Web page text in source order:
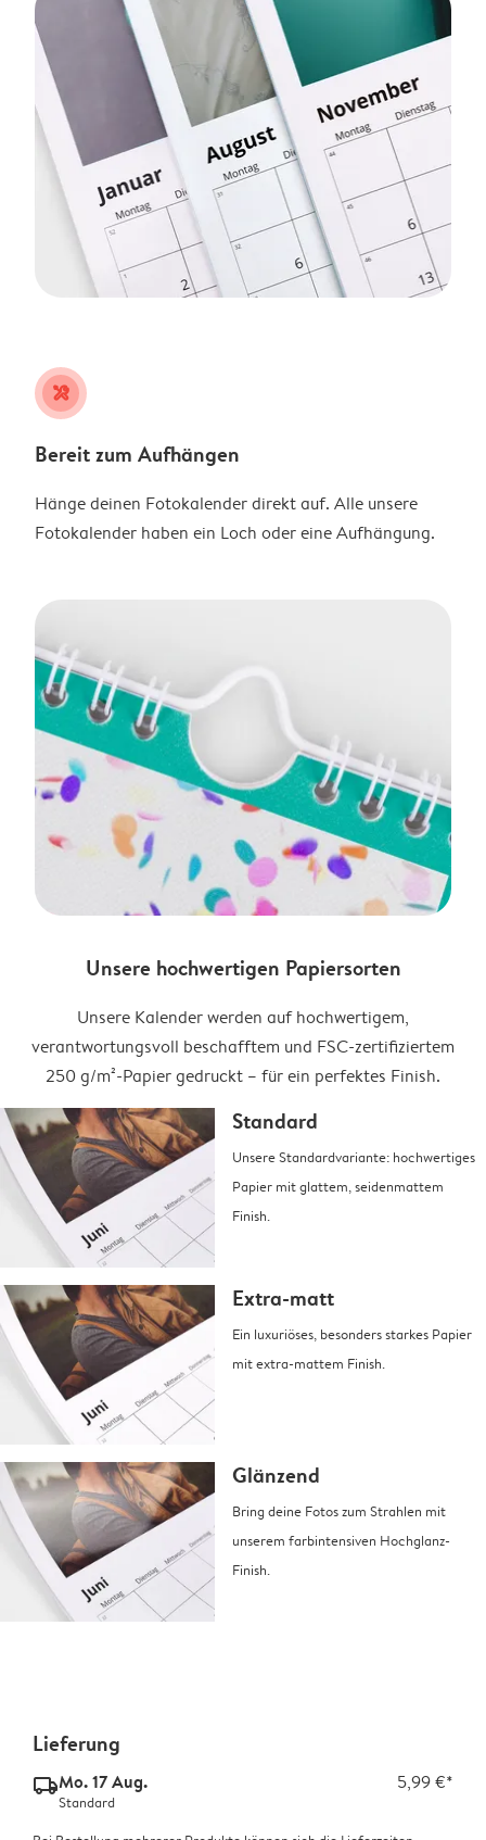
tools
Bereit zum Aufhängen
Hänge deinen Fotokalender direkt auf. Alle unsere
Fotokalender haben ein Loch oder eine Aufhängung.
Unsere hochwertigen Papiersorten
Unsere Kalender werden auf hochwertigem,
verantwortungsvoll beschafftem und FSC-zertifiziertem
250 g/m²-Papier gedruckt – für ein perfektes Finish.
Standard
Unsere Standardvariante: hochwertiges
Papier mit glattem, seidenmattem
Finish.
Extra-matt
Ein luxuriöses, besonders starkes Papier
mit extra-mattem Finish.
Glänzend
Bring deine Fotos zum Strahlen mit
unserem farbintensiven Hochglanz-
Finish.
Lieferung
delivery_standard_v2Mo. 17 Aug. 5,99 €*
Standard